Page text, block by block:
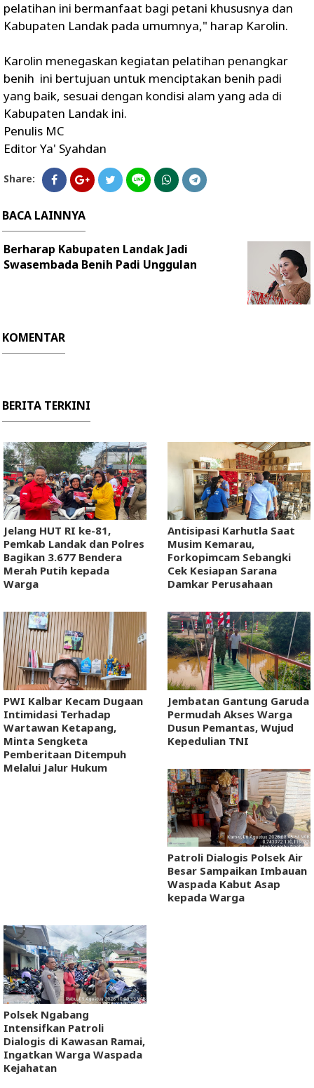
pelatihan ini bermanfaat bagi petani khususnya dan
Kabupaten Landak pada umumnya," harap Karolin.
Karolin menegaskan kegiatan pelatihan penangkar
benih ini bertujuan untuk menciptakan benih padi
yang baik, sesuai dengan kondisi alam yang ada di
Kabupaten Landak ini.
Penulis MC
Editor Ya' Syahdan
Share:
BACA LAINNYA
Berharap Kabupaten Landak Jadi
Swasembada Benih Padi Unggulan
KOMENTAR
BERITA TERKINI
Jelang HUT RI ke-81,
Pemkab Landak dan Polres
Bagikan 3.677 Bendera
Merah Putih kepada
Warga
Antisipasi Karhutla Saat
Musim Kemarau,
Forkopimcam Sebangki
Cek Kesiapan Sarana
Damkar Perusahaan
PWI Kalbar Kecam Dugaan
Intimidasi Terhadap
Wartawan Ketapang,
Minta Sengketa
Pemberitaan Ditempuh
Melalui Jalur Hukum
Jembatan Gantung Garuda
Permudah Akses Warga
Dusun Pemantas, Wujud
Kepedulian TNI
Patroli Dialogis Polsek Air
Besar Sampaikan Imbauan
Waspada Kabut Asap
kepada Warga
Polsek Ngabang
Intensifkan Patroli
Dialogis di Kawasan Ramai,
Ingatkan Warga Waspada
Kejahatan